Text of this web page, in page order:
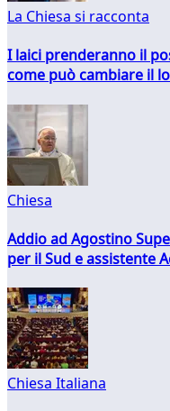
La Chiesa si racconta
I laici prenderanno il
come può cambiare il
Chiesa
Addio ad Agostino
per il Sud e assistente
Chiesa Italiana